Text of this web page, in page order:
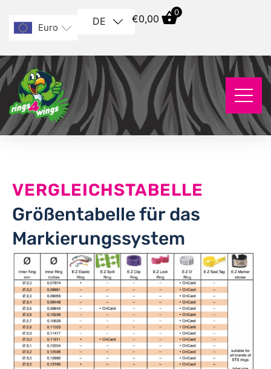
Euro
DE €0,00
0
VERGLEICHSTABELLE
Größentabelle für das
Markierungssystem